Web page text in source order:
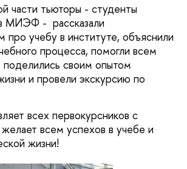
части тьюторы - студенты
МИЭФ - рассказали
про учебу в институте, объяснили
процесса, помогли всем
поделились своим опытом
и провели экскурсию по
всех первокурсников с
всем успехов в учебе и
жизни!